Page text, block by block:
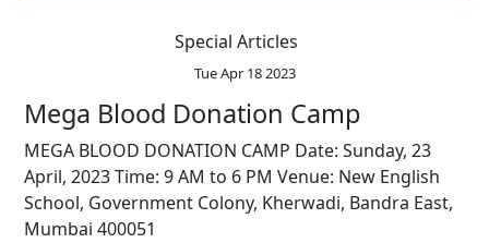
Special Articles
Tue Apr 18 2023
Mega Blood Donation Camp
MEGA BLOOD DONATION CAMP Date: Sunday, 23
April, 2023 Time: 9 AM to 6 PM Venue: New English
School, Government Colony, Kherwadi, Bandra East,
Mumbai 400051